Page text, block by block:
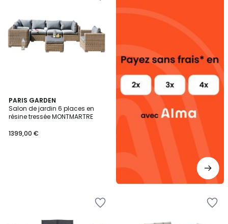
PARIS GARDEN
Salon de jardin 6 places en
résine tressée MONTMARTRE
1399,00 €
sans